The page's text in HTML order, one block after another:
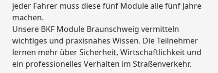
jeder Fahrer muss diese fünf Module alle fünf Jahre
machen.
Unsere BKF Module Braunschweig vermitteln
wichtiges und praxisnahes Wissen. Die Teilnehmer
lernen mehr über Sicherheit, Wirtschaftlichkeit und
ein professionelles Verhalten im Straßenverkehr.